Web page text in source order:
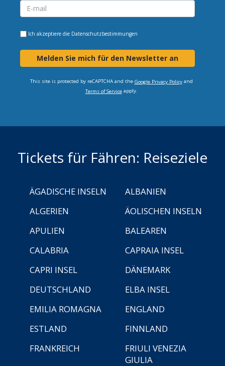
Ich akzeptiere die Datenschutzbestimmungen
Melden Sie mich für den Newsletter an
This site is protected by reCAPTCHA and the Google Privacy Policyand
Terms of Serviceapply.
Tickets für Fähren: Reiseziele
ÄGADISCHE INSELN
ALBANIEN
ALGERIEN
ÄOLISCHEN INSELN
APULIEN
BALEAREN
CALABRIA
CAPRAIA INSEL
CAPRI INSEL
DÄNEMARK
DEUTSCHLAND
ELBA INSEL
EMILIA ROMAGNA
ENGLAND
ESTLAND
FINNLAND
FRANKREICH
FRIULI VENEZIA
GIULIA